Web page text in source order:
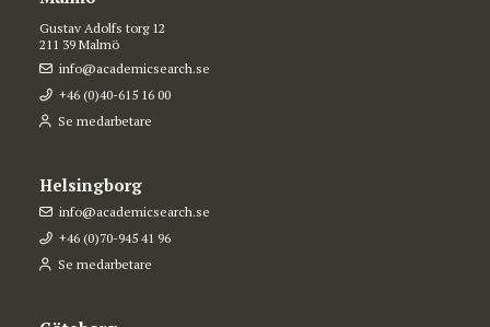
Gustav Adolfs torg 12
211 39 Malmö
info@academicsearch.se
+46 (0)40-615 16 00
Se medarbetare
Helsingborg
info@academicsearch.se
+46 (0)70-945 41 96
Se medarbetare